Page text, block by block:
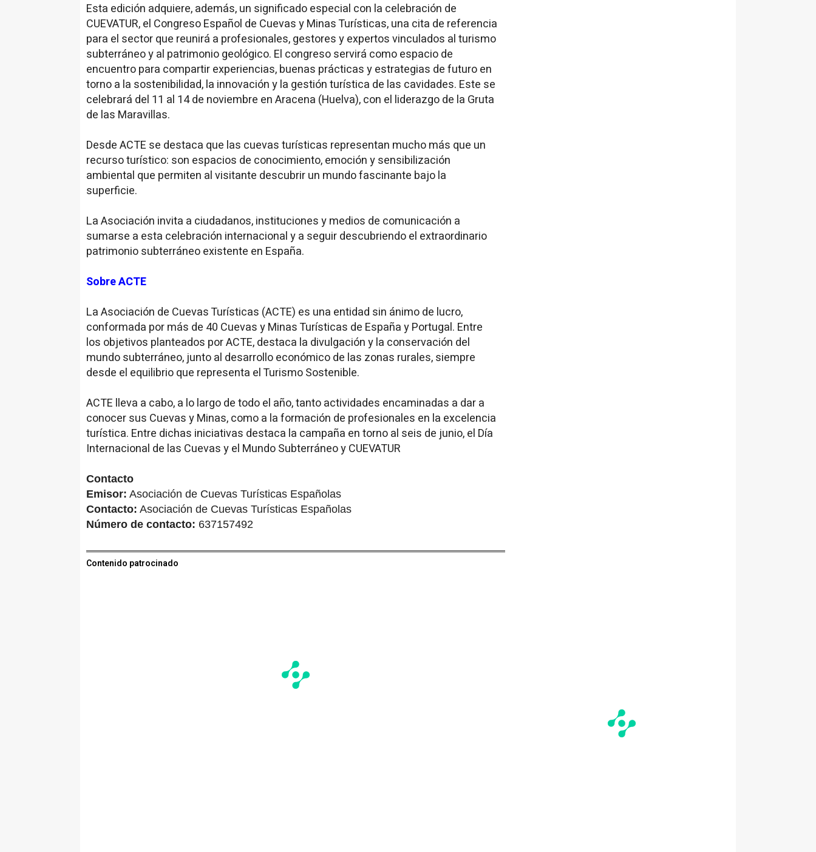
Esta edición adquiere, además, un significado especial con la celebración de
CUEVATUR, el Congreso Español de Cuevas y Minas Turísticas, una cita de referencia
para el sector que reunirá a profesionales, gestores y expertos vinculados al turismo
subterráneo y al patrimonio geológico. El congreso servirá como espacio de
encuentro para compartir experiencias, buenas prácticas y estrategias de futuro en
torno a la sostenibilidad, la innovación y la gestión turística de las cavidades. Este se
celebrará del 11 al 14 de noviembre en Aracena (Huelva), con el liderazgo de la Gruta
de las Maravillas.
Desde ACTE se destaca que las cuevas turísticas representan mucho más que un
recurso turístico: son espacios de conocimiento, emoción y sensibilización
ambiental que permiten al visitante descubrir un mundo fascinante bajo la
superficie.
La Asociación invita a ciudadanos, instituciones y medios de comunicación a
sumarse a esta celebración internacional y a seguir descubriendo el extraordinario
patrimonio subterráneo existente en España.
Sobre ACTE
La Asociación de Cuevas Turísticas (ACTE) es una entidad sin ánimo de lucro,
conformada por más de 40 Cuevas y Minas Turísticas de España y Portugal. Entre
los objetivos planteados por ACTE, destaca la divulgación y la conservación del
mundo subterráneo, junto al desarrollo económico de las zonas rurales, siempre
desde el equilibrio que representa el Turismo Sostenible.
ACTE lleva a cabo, a lo largo de todo el año, tanto actividades encaminadas a dar a
conocer sus Cuevas y Minas, como a la formación de profesionales en la excelencia
turística. Entre dichas iniciativas destaca la campaña en torno al seis de junio, el Día
Internacional de las Cuevas y el Mundo Subterráneo y CUEVATUR
Contacto
Emisor: Asociación de Cuevas Turísticas Españolas
Contacto: Asociación de Cuevas Turísticas Españolas
Número de contacto: 637157492
Contenido patrocinado